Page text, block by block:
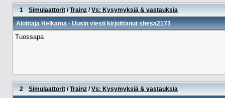
1 Simulaattorit/Trainz/Vs: Kysymyksiä & vastauksia
AloittajaHelkama- Uusin viesti kirjoittanutshesa2173
Tuossapa
2 Simulaattorit/Trainz/Vs: Kysymyksiä & vastauksia